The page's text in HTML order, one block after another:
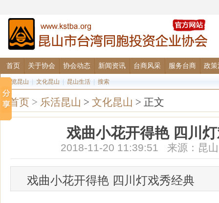
首页 关于协会 协会动态 新闻资讯 台商风采 服务台商 政策
图览昆山 文化昆山 昆山生活 搜索
首页 > 乐活昆山 > 文化昆山 > 正文
戏曲小花开得艳 四川
2018-11-20 11:39:51 来源：昆
戏曲小花开得艳 四川灯戏秀经典